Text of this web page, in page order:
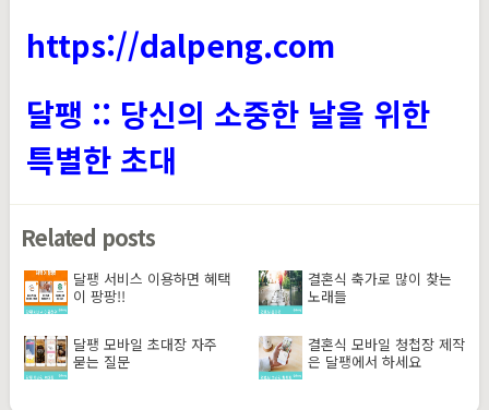
https://dalpeng.com
달팽 :: 당신의 소중한 날을 위한
특별한 초대
Related posts
달팽 서비스 이용하면 혜택
이 팡팡!!
결혼식 축가로 많이 찾는
노래들
달팽 모바일 초대장 자주
묻는 질문
결혼식 모바일 청첩장 제작
은 달팽에서 하세요